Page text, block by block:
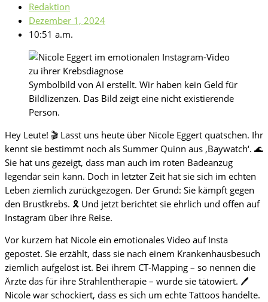
Redaktion
Dezember 1, 2024
10:51 a.m.
Symbolbild von AI erstellt. Wir haben kein Geld für
Bildlizenzen. Das Bild zeigt eine nicht existierende
Person.
Hey Leute! 🎬 Lasst uns heute über Nicole Eggert quatschen. Ihr
kennt sie bestimmt noch als Summer Quinn aus ‚Baywatch‘. 🌊
Sie hat uns gezeigt, dass man auch im roten Badeanzug
legendär sein kann. Doch in letzter Zeit hat sie sich im echten
Leben ziemlich zurückgezogen. Der Grund: Sie kämpft gegen
den Brustkrebs. 🎗️ Und jetzt berichtet sie ehrlich und offen auf
Instagram über ihre Reise.
Vor kurzem hat Nicole ein emotionales Video auf Insta
gepostet. Sie erzählt, dass sie nach einem Krankenhausbesuch
ziemlich aufgelöst ist. Bei ihrem CT-Mapping – so nennen die
Ärzte das für ihre Strahlentherapie – wurde sie tätowiert. 🖊️
Nicole war schockiert, dass es sich um echte Tattoos handelte.